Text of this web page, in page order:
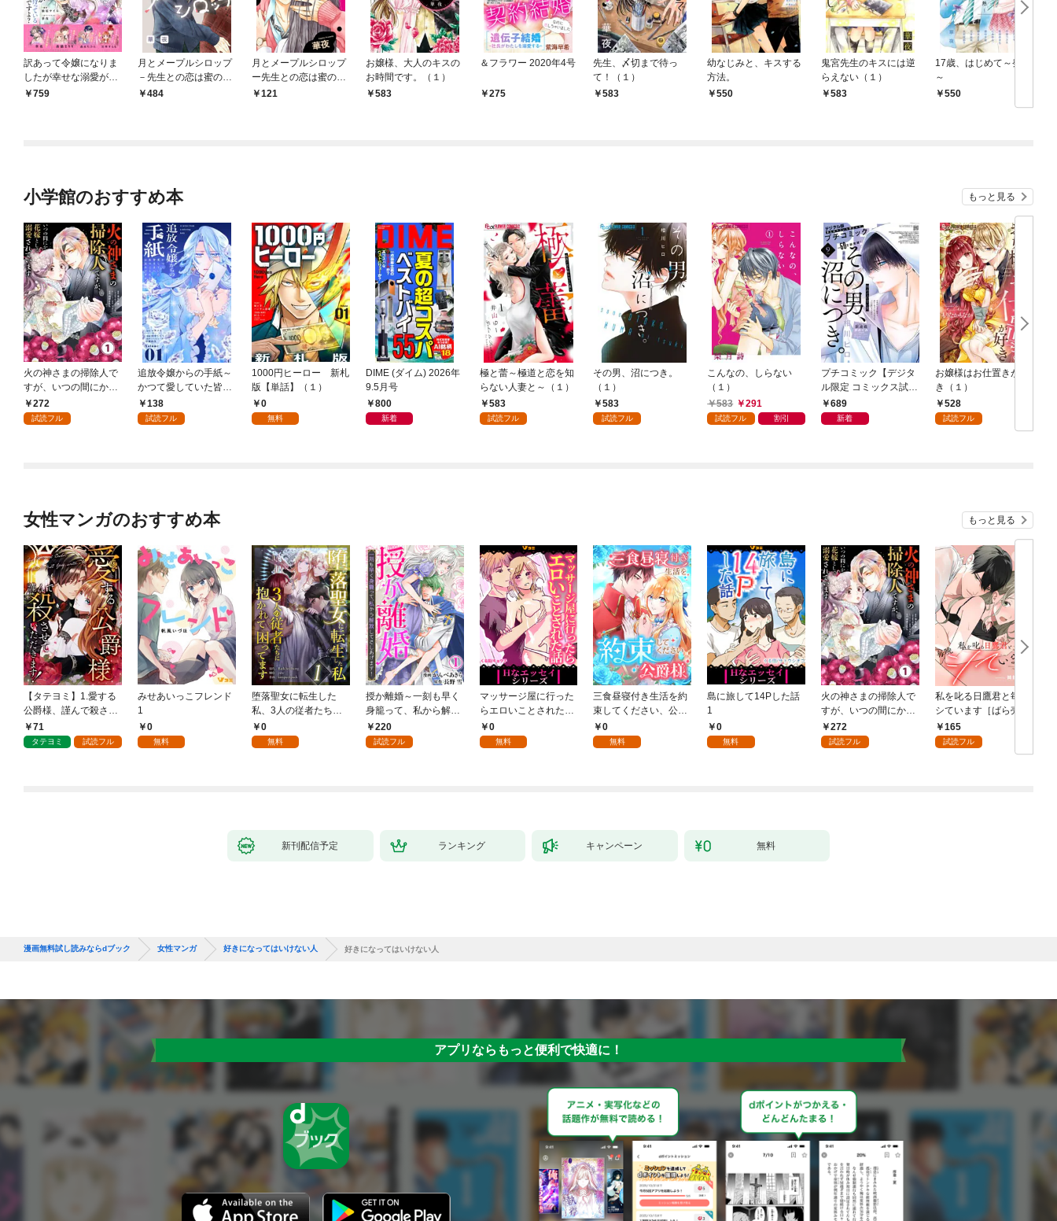
訳あって令嬢になりま
したが幸せな溺愛が待
っているようですよ？
759
月とメープルシロップ
－先生との恋は蜜の味
－（１）
484
月とメープルシロップ
ー先生との恋は蜜の味
ー【マイクロ】（１）
121
お嬢様、大人のキスの
お時間です。（１）
583
＆フラワー 2020年4号
275
先生、〆切まで待っ
て！（１）
583
幼なじみと、キスする
方法。
550
鬼宮先生のキスには逆
らえない（１）
583
17歳、はじめて～発熱
～
550
小学館のおすすめ本 もっと見る
火の神さまの掃除人で
すが、いつの間にか花
嫁として溺愛されてい
ます【単話】（１）
272
試読フル
追放令嬢からの手紙～
かつて愛していた皆さ
まへ 私のことなどお忘
れですか？～【単話】
138
試読フル
1000円ヒーロー 新札
版【単話】（１）
0
無料
DIME (ダイム) 2026年
9.5月号
800
新着
極と蕾～極道と恋を知
らない人妻と～（１）
583
試読フル
その男、沼につき。
（１）
583
試読フル
こんなの、しらない
（１）
583
291
試読フル 割引
プチコミック【デジタ
ル限定 コミックス試し
読み特典付き】 2026
年9月号（2026年8月7
689
新着
お嬢様はお仕置きが好
き（１）
528
試読フル
女性マンガのおすすめ本 もっと見る
【タテヨミ】1.愛する
公爵様、謹んで殺させ
ていただきます！
71
タテヨミ 試読フル
みせあいっこフレンド
1
0
無料
堕落聖女に転生した
私、3人の従者たちに
抱かれて困ってます 第
1話
0
無料
授か離婚～一刻も早く
身籠って、私から解放
してさしあげます！1
220
試読フル
マッサージ屋に行った
らエロいことされた話
1 0
無料
三食昼寝付き生活を約
束してください、公爵
様 1話
0
無料
島に旅して14Pした話
1
0
無料
火の神さまの掃除人で
すが、いつの間にか花
嫁として溺愛されてい
ます【単話】（１）
272
試読フル
私を叱る日鷹君と毎晩
シています［ばら売
り］ 第1話
165
試読フル
新刊配信予定 ランキング キャンペーン 無料
漫画無料試し読みならdブック 女性マンガ 好きになってはいけない人 好きになってはいけない人
アプリならもっと便利で快適に！